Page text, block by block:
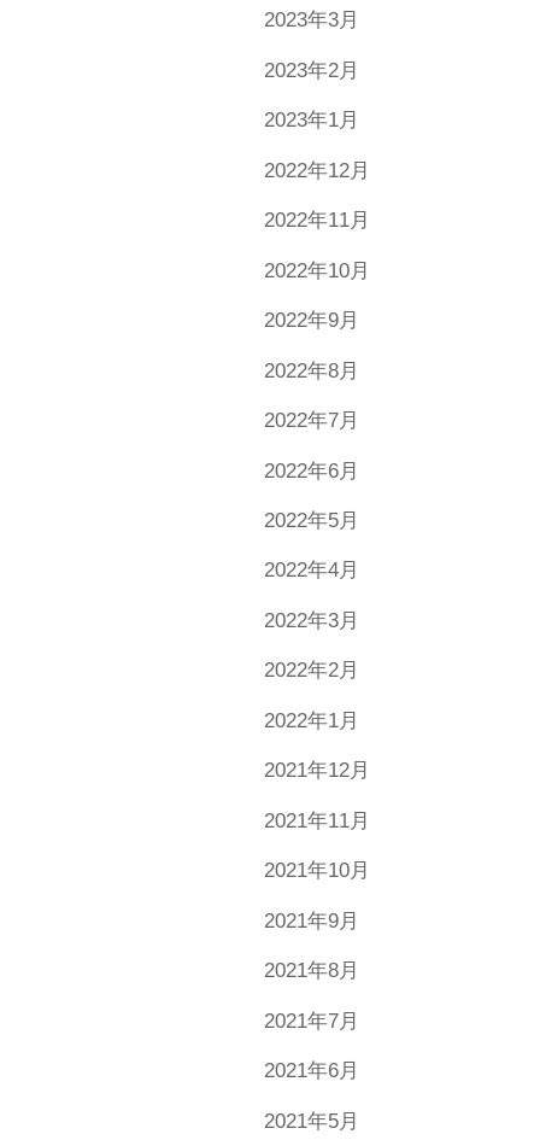
2023年3月
2023年2月
2023年1月
2022年12月
2022年11月
2022年10月
2022年9月
2022年8月
2022年7月
2022年6月
2022年5月
2022年4月
2022年3月
2022年2月
2022年1月
2021年12月
2021年11月
2021年10月
2021年9月
2021年8月
2021年7月
2021年6月
2021年5月